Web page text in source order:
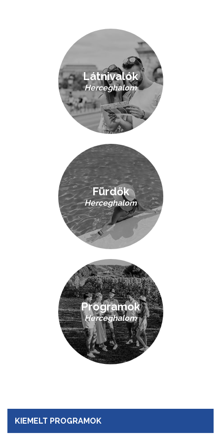
KIEMELT PROGRAMOK
Látnivalók
Herceghalom
Fürdők
Herceghalom
Programok
Herceghalom